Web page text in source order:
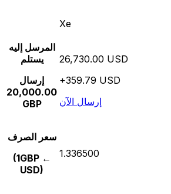
Xe
المرسل إليه
يستلم
إرسال
20,000.00
GBP
26,730.00 USD
+359.79 USD
إرسال الآن
سعر الصرف
(1GBP ←
USD)
1.336500